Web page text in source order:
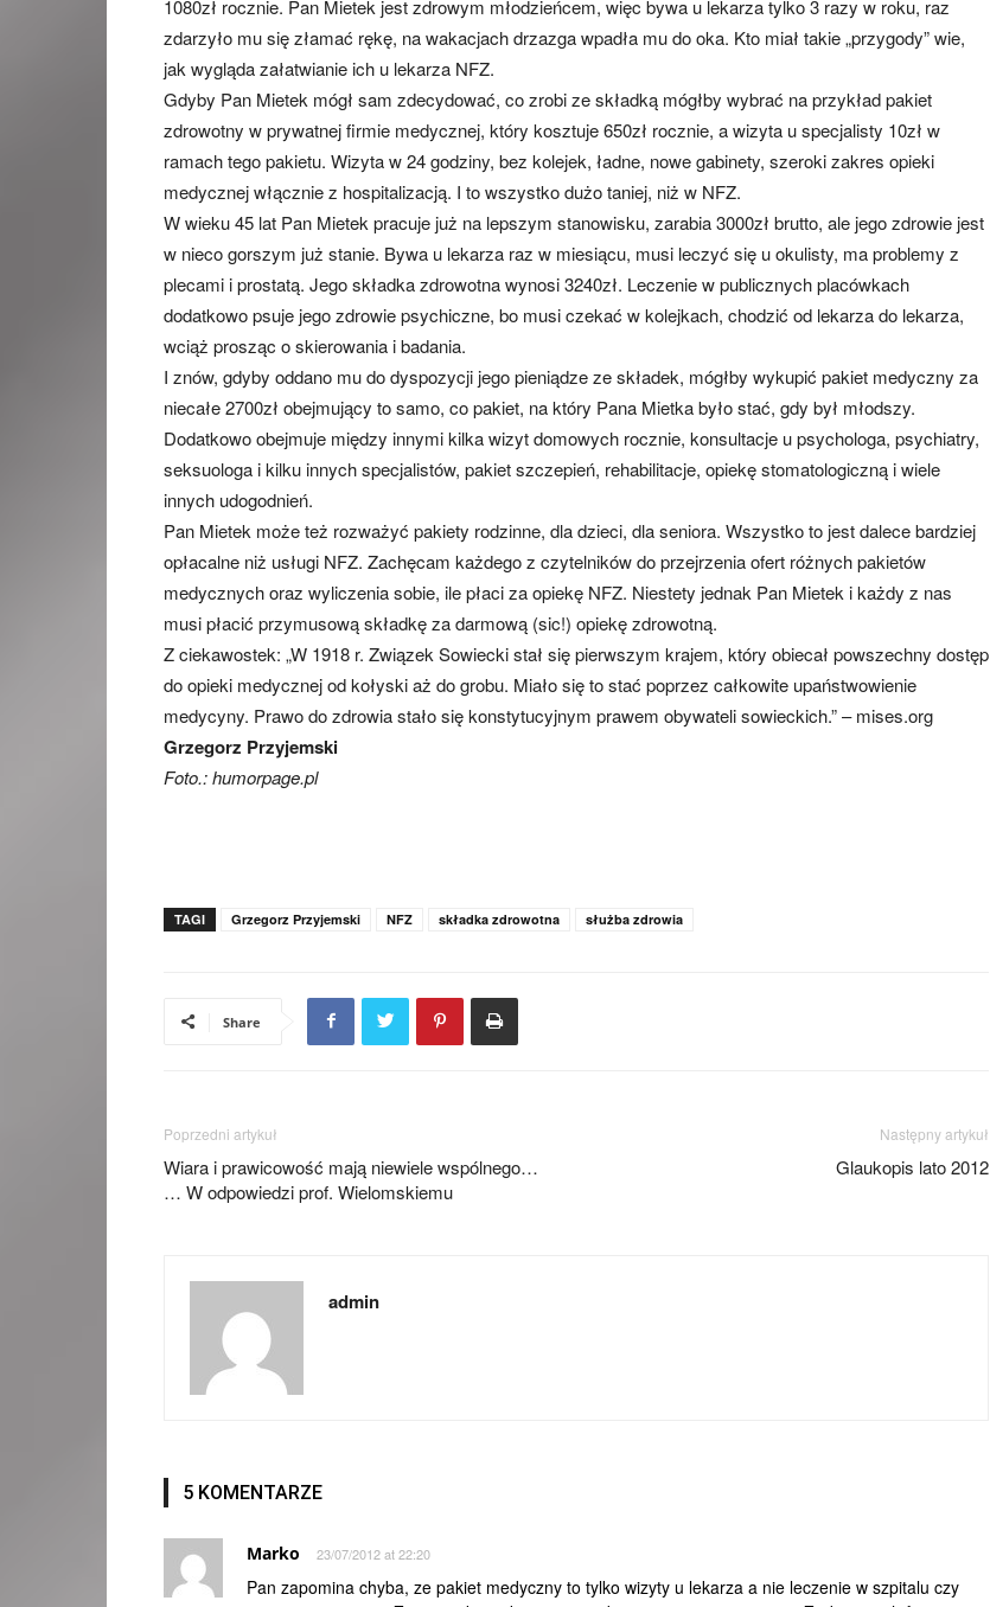
1080zł rocznie. Pan Mietek jest zdrowym młodzieńcem, więc bywa u lekarza tylko 3 razy w roku, raz
zdarzyło mu się złamać rękę, na wakacjach drzazga wpadła mu do oka. Kto miał takie „przygody” wie,
jak wygląda załatwianie ich u lekarza NFZ.
Gdyby Pan Mietek mógł sam zdecydować, co zrobi ze składką mógłby wybrać na przykład pakiet
zdrowotny w prywatnej firmie medycznej, który kosztuje 650zł rocznie, a wizyta u specjalisty 10zł w
ramach tego pakietu. Wizyta w 24 godziny, bez kolejek, ładne, nowe gabinety, szeroki zakres opieki
medycznej włącznie z hospitalizacją. I to wszystko dużo taniej, niż w NFZ.
W wieku 45 lat Pan Mietek pracuje już na lepszym stanowisku, zarabia 3000zł brutto, ale jego zdrowie jest
w nieco gorszym już stanie. Bywa u lekarza raz w miesiącu, musi leczyć się u okulisty, ma problemy z
plecami i prostatą. Jego składka zdrowotna wynosi 3240zł. Leczenie w publicznych placówkach
dodatkowo psuje jego zdrowie psychiczne, bo musi czekać w kolejkach, chodzić od lekarza do lekarza,
wciąż prosząc o skierowania i badania.
I znów, gdyby oddano mu do dyspozycji jego pieniądze ze składek, mógłby wykupić pakiet medyczny za
niecałe 2700zł obejmujący to samo, co pakiet, na który Pana Mietka było stać, gdy był młodszy.
Dodatkowo obejmuje między innymi kilka wizyt domowych rocznie, konsultacje u psychologa, psychiatry,
seksuologa i kilku innych specjalistów, pakiet szczepień, rehabilitacje, opiekę stomatologiczną i wiele
innych udogodnień.
Pan Mietek może też rozważyć pakiety rodzinne, dla dzieci, dla seniora. Wszystko to jest dalece bardziej
opłacalne niż usługi NFZ. Zachęcam każdego z czytelników do przejrzenia ofert różnych pakietów
medycznych oraz wyliczenia sobie, ile płaci za opiekę NFZ. Niestety jednak Pan Mietek i każdy z nas
musi płacić przymusową składkę za darmową (sic!) opiekę zdrowotną.
Z ciekawostek: „W 1918 r. Związek Sowiecki stał się pierwszym krajem, który obiecał powszechny dostęp
do opieki medycznej od kołyski aż do grobu. Miało się to stać poprzez całkowite upaństwowienie
medycyny. Prawo do zdrowia stało się konstytucyjnym prawem obywateli sowieckich.” – mises.org
Grzegorz Przyjemski
Foto.: humorpage.pl
TAGI Grzegorz Przyjemski NFZ składka zdrowotna służba zdrowia
Share
Poprzedni artykuł
Wiara i prawicowość mają niewiele wspólnego…
… W odpowiedzi prof. Wielomskiemu
Następny artykuł
Glaukopis lato 2012
admin
5 KOMENTARZE
Marko 23/07/2012 at 22:20
Pan zapomina chyba, ze pakiet medyczny to tylko wizyty u lekarza a nie leczenie w szpitalu czy